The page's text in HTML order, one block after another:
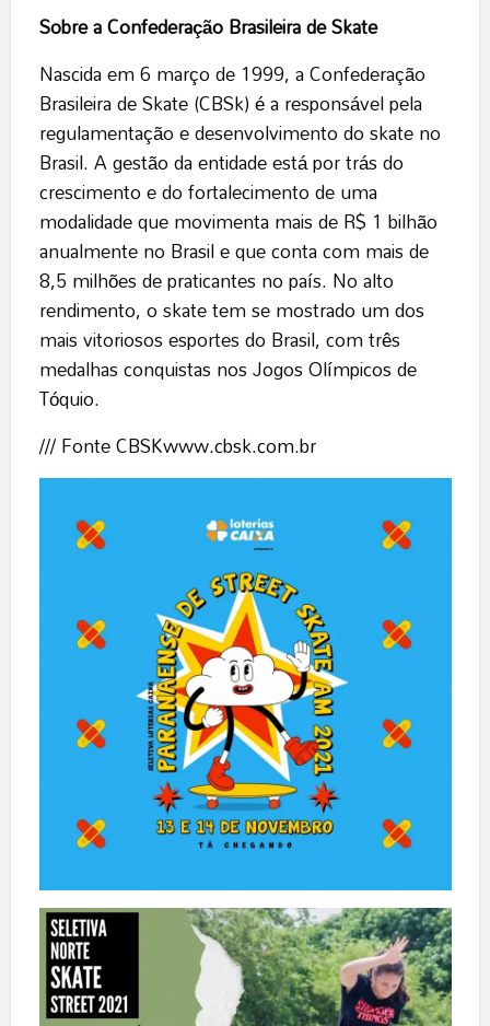
Sobre a Confederação Brasileira de Skate
Nascida em 6 março de 1999, a Confederação
Brasileira de Skate (CBSk) é a responsável pela
regulamentação e desenvolvimento do skate no
Brasil. A gestão da entidade está por trás do
crescimento e do fortalecimento de uma
modalidade que movimenta mais de R$ 1 bilhão
anualmente no Brasil e que conta com mais de
8,5 milhões de praticantes no país. No alto
rendimento, o skate tem se mostrado um dos
mais vitoriosos esportes do Brasil, com três
medalhas conquistas nos Jogos Olímpicos de
Tóquio.
/// Fonte CBSKwww.cbsk.com.br